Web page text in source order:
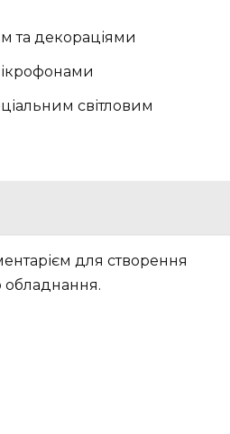
та декораціями
світловим
для створення
обладнання.